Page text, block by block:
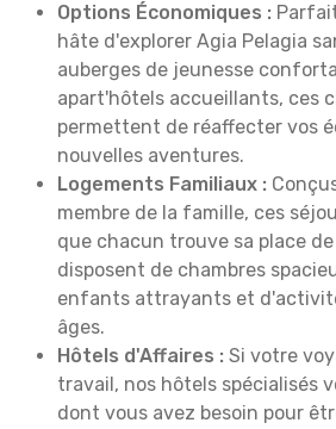
Options Économiques :
hâte d'explorer Agia Pelagia
auberges de jeunesse
apart'hôtels accueillants, ces
permettent de réaffecter vos
nouvelles aventures.
Logements Familiaux :
membre de la famille, ces
que chacun trouve sa place
disposent de chambres
enfants attrayants et
âges.
Hôtels d'Affaires : Si votre
travail, nos hôtels spécialisés
dont vous avez besoin pour